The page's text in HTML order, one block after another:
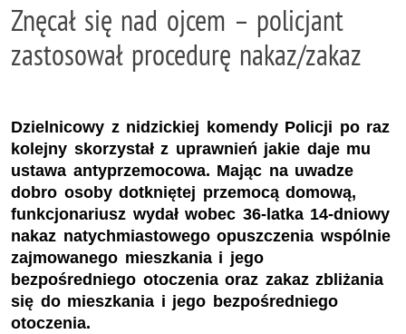
Znęcał się nad ojcem – policjant
zastosował procedurę nakaz/zakaz
Dzielnicowy z nidzickiej komendy Policji po raz
kolejny skorzystał z uprawnień jakie daje mu
ustawa antyprzemocowa. Mając na uwadze
dobro osoby dotkniętej przemocą domową,
funkcjonariusz wydał wobec 36-latka 14-dniowy
nakaz natychmiastowego opuszczenia wspólnie
zajmowanego mieszkania i jego
bezpośredniego otoczenia oraz zakaz zbliżania
się do mieszkania i jego bezpośredniego
otoczenia.